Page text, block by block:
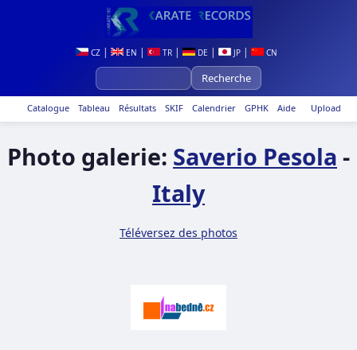
CZ| EN | TR| DE | JP| CN
Upload
Catalogue Tableau Résultats SKIF Calendrier GPHK Aide
Photo galerie: Saverio Pesola -
Italy
Téléversez des photos